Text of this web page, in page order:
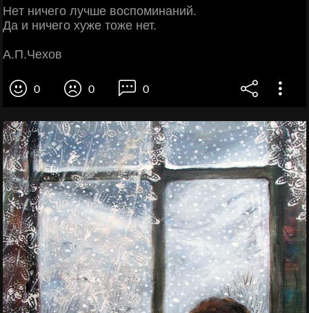
Heт ничего лучше воспоминаний.
Дa и ничего хуже тоже нет.
А.П.Чехов
0 0 0